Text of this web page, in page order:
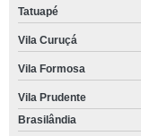
Tatuapé
Vila Curuçá
Vila Formosa
Vila Prudente
Brasilândia